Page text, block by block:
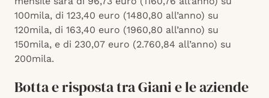
100mila, di 123,40 euro (1480,80 all’anno) su
120mila, di 163,40 euro (1960,80 all’anno) su
150mila, e di 230,07 euro (2.760,84 all’anno) su
200mila.
Botta e risposta tra Giani e le aziende